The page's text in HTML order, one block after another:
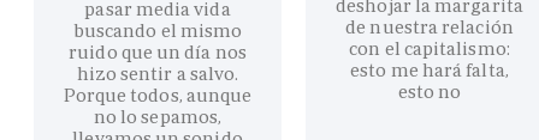
pasar media vida
buscando el mismo
ruido que un día nos
hizo sentir a salvo.
Porque todos, aunque
no lo sepamos,
deshojar la margarita
de nuestra relación
con el capitalismo:
esto me hará falta,
esto no